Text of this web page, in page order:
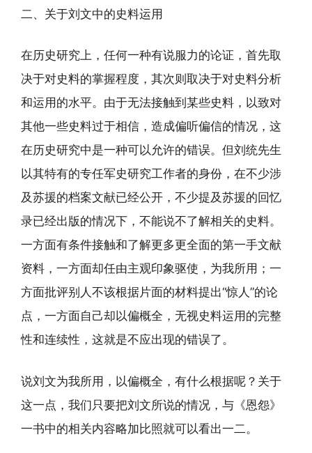
二、关于刘文中的史料运用
在历史研究上，任何一种有说服力的论证，首先取
决于对史料的掌握程度，其次则取决于对史料分析
和运用的水平。由于无法接触到某些史料，以致对
其他一些史料过于相信，造成偏听偏信的情况，这
在历史研究中是一种可以允许的错误。但刘统先生
以其特有的专任军史研究工作者的身份，在不少涉
及苏援的档案文献已经公开，不少提及苏援的回忆
录已经出版的情况下，不能说不了解相关的史料。
一方面有条件接触和了解更多更全面的第一手文献
资料，一方面却任由主观印象驱使，为我所用；一
方面批评别人不该根据片面的材料提出“惊人”的论
点，一方面自己却以偏概全，无视史料运用的完整
性和连续性，这就是不应出现的错误了。
说刘文为我所用，以偏概全，有什么根据呢？关于
这一点，我们只要把刘文所说的情况，与《恩怨》
一书中的相关内容略加比照就可以看出一二。